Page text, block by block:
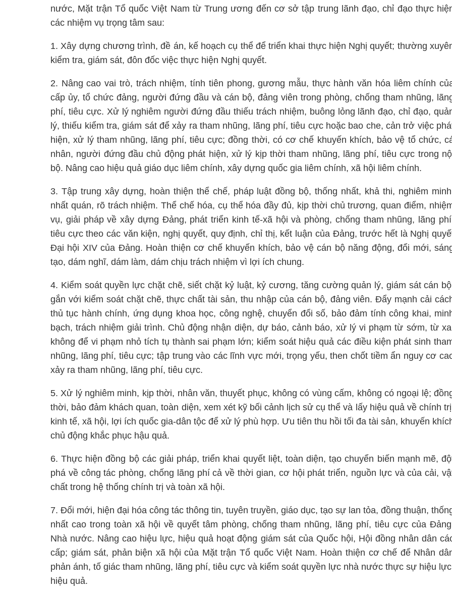
nước, Mặt trận Tổ quốc Việt Nam từ Trung ương đến cơ sở tập trung lãnh đạo, chỉ đạo thực
các nhiệm vụ trọng tâm sau:
1. Xây dựng chương trình, đề án, kế hoạch cụ thể để triển khai thực hiện Nghị quyết; thường
kiểm tra, giám sát, đôn đốc việc thực hiện Nghị quyết.
2. Nâng cao vai trò, trách nhiệm, tính tiên phong, gương mẫu, thực hành văn hóa liêm chính
cấp ủy, tổ chức đảng, người đứng đầu và cán bộ, đảng viên trong phòng, chống tham nhũng,
phí, tiêu cực. Xử lý nghiêm người đứng đầu thiếu trách nhiệm, buông lỏng lãnh đạo, chỉ đạo,
lý, thiếu kiểm tra, giám sát để xảy ra tham nhũng, lãng phí, tiêu cực hoặc bao che, cản trở việc
hiện, xử lý tham nhũng, lãng phí, tiêu cực; đồng thời, có cơ chế khuyến khích, bảo vệ tổ chức,
nhân, người đứng đầu chủ động phát hiện, xử lý kịp thời tham nhũng, lãng phí, tiêu cực trong
bộ. Nâng cao hiệu quả giáo dục liêm chính, xây dựng quốc gia liêm chính, xã hội liêm chính.
3. Tập trung xây dựng, hoàn thiện thể chế, pháp luật đồng bộ, thống nhất, khả thi, nghiêm
nhất quán, rõ trách nhiệm. Thể chế hóa, cụ thể hóa đầy đủ, kịp thời chủ trương, quan điểm,
vụ, giải pháp về xây dựng Đảng, phát triển kinh tế-xã hội và phòng, chống tham nhũng, lãng
tiêu cực theo các văn kiện, nghị quyết, quy định, chỉ thị, kết luận của Đảng, trước hết là Nghị
Đại hội XIV của Đảng. Hoàn thiện cơ chế khuyến khích, bảo vệ cán bộ năng động, đổi mới,
tạo, dám nghĩ, dám làm, dám chịu trách nhiệm vì lợi ích chung.
4. Kiểm soát quyền lực chặt chẽ, siết chặt kỷ luật, kỷ cương, tăng cường quản lý, giám sát cán
gắn với kiểm soát chặt chẽ, thực chất tài sản, thu nhập của cán bộ, đảng viên. Đẩy mạnh cải
thủ tục hành chính, ứng dụng khoa học, công nghệ, chuyển đổi số, bảo đảm tính công khai,
bạch, trách nhiệm giải trình. Chủ động nhận diện, dự báo, cảnh báo, xử lý vi phạm từ sớm, từ
không để vi phạm nhỏ tích tụ thành sai phạm lớn; kiểm soát hiệu quả các điều kiện phát sinh
nhũng, lãng phí, tiêu cực; tập trung vào các lĩnh vực mới, trọng yếu, then chốt tiềm ẩn nguy cơ
xảy ra tham nhũng, lãng phí, tiêu cực.
5. Xử lý nghiêm minh, kịp thời, nhân văn, thuyết phục, không có vùng cấm, không có ngoại lệ;
thời, bảo đảm khách quan, toàn diện, xem xét kỹ bối cảnh lịch sử cụ thể và lấy hiệu quả về chính
kinh tế, xã hội, lợi ích quốc gia-dân tộc để xử lý phù hợp. Ưu tiên thu hồi tối đa tài sản, khuyến
chủ động khắc phục hậu quả.
6. Thực hiện đồng bộ các giải pháp, triển khai quyết liệt, toàn diện, tạo chuyển biến mạnh mẽ,
phá về công tác phòng, chống lãng phí cả về thời gian, cơ hội phát triển, nguồn lực và của cải,
chất trong hệ thống chính trị và toàn xã hội.
7. Đổi mới, hiện đại hóa công tác thông tin, tuyên truyền, giáo dục, tạo sự lan tỏa, đồng thuận,
nhất cao trong toàn xã hội về quyết tâm phòng, chống tham nhũng, lãng phí, tiêu cực của
Nhà nước. Nâng cao hiệu lực, hiệu quả hoạt động giám sát của Quốc hội, Hội đồng nhân dân
cấp; giám sát, phản biện xã hội của Mặt trận Tổ quốc Việt Nam. Hoàn thiện cơ chế để Nhân
phản ánh, tố giác tham nhũng, lãng phí, tiêu cực và kiểm soát quyền lực nhà nước thực sự hiệu
hiệu quả.